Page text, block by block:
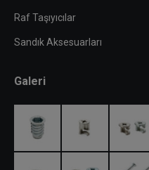
Raf Taşıyıcılar
Sandık Aksesuarları
Galeri